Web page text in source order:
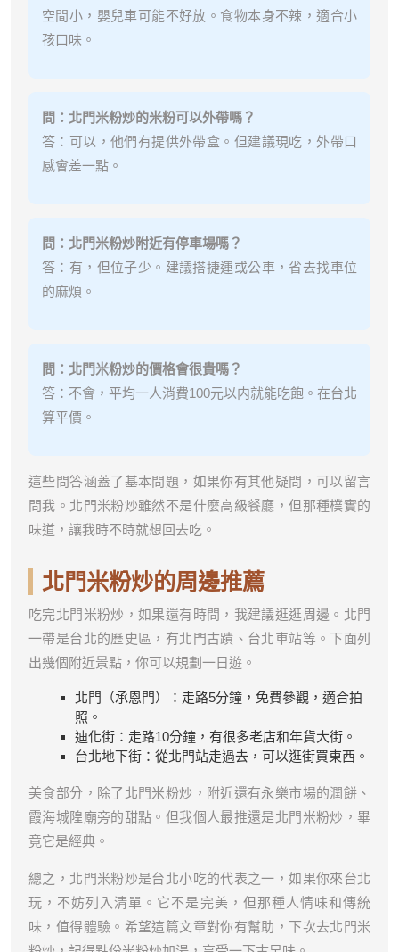
空間小，嬰兒車可能不好放。食物本身不辣，適合小
孩口味。
問：北門米粉炒的米粉可以外帶嗎？
答：可以，他們有提供外帶盒。但建議現吃，外帶口
感會差一點。
問：北門米粉炒附近有停車場嗎？
答：有，但位子少。建議搭捷運或公車，省去找車位
的麻煩。
問：北門米粉炒的價格會很貴嗎？
答：不會，平均一人消費100元以内就能吃飽。在台北
算平價。
這些問答涵蓋了基本問題，如果你有其他疑問，可以留言
問我。北門米粉炒雖然不是什麼高級餐廳，但那種樸實的
味道，讓我時不時就想回去吃。
北門米粉炒的周邊推薦
吃完北門米粉炒，如果還有時間，我建議逛逛周邊。北門
一帶是台北的歷史區，有北門古蹟、台北車站等。下面列
出幾個附近景點，你可以規劃一日遊。
北門（承恩門）：走路5分鐘，免費參觀，適合拍
照。
迪化街：走路10分鐘，有很多老店和年貨大街。
台北地下街：從北門站走過去，可以逛街買東西。
美食部分，除了北門米粉炒，附近還有永樂市場的潤餅、
霞海城隍廟旁的甜點。但我個人最推還是北門米粉炒，畢
竟它是經典。
總之，北門米粉炒是台北小吃的代表之一，如果你來台北
玩，不妨列入清單。它不是完美，但那種人情味和傳統
味，值得體驗。希望這篇文章對你有幫助，下次去北門米